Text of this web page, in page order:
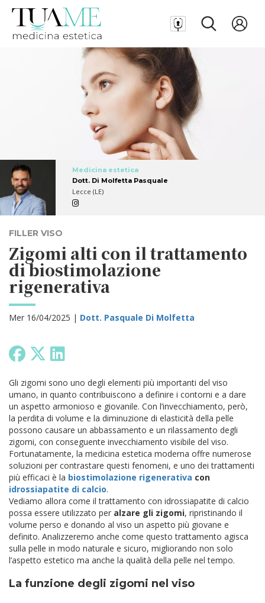
Medicina estetica
Dott. Di Molfetta Pasquale
Lecce (LE)
FILLER VISO
Zigomi alti con il trattamento
di biostimolazione
rigenerativa
Mer 16/04/2025 | Dott. Pasquale Di Molfetta
Gli zigomi sono uno degli elementi più importanti del viso
umano, in quanto contribuiscono a definire i contorni e a dare
un aspetto armonioso e giovanile. Con l’invecchiamento, però,
la perdita di volume e la diminuzione di elasticità della pelle
possono causare un abbassamento e un rilassamento degli
zigomi, con conseguente invecchiamento visibile del viso.
Fortunatamente, la medicina estetica moderna offre numerose
soluzioni per contrastare questi fenomeni, e uno dei trattamenti
più efficaci è la biostimolazione rigenerativa con
idrossiapatite di calcio.
Vediamo allora come il trattamento con idrossiapatite di calcio
possa essere utilizzato per alzare gli zigomi, ripristinando il
volume perso e donando al viso un aspetto più giovane e
definito. Analizzeremo anche come questo trattamento agisca
sulla pelle in modo naturale e sicuro, migliorando non solo
l’aspetto estetico ma anche la qualità della pelle nel tempo.
La funzione degli zigomi nel viso